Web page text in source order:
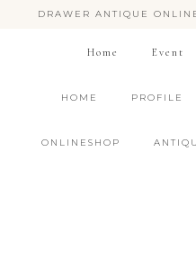
DRAWER ANTIQUE
Home Event
HOME PROFILE
ONLINESHOP